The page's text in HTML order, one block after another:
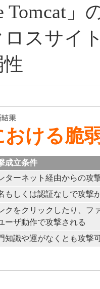
Tomcat」
ロスサイ
おける脆
成立条件
ターネット経由からの攻
もしくは認証なしで攻撃
クをクリックしたり、フ
ーザ動作で攻撃される
知識や運がなくとも攻撃